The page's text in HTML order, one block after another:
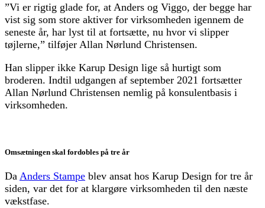
”Vi er rigtig glade for, at Anders og Viggo, der begge har
vist sig som store aktiver for virksomheden igennem de
seneste år, har lyst til at fortsætte, nu hvor vi slipper
tøjlerne,” tilføjer Allan Nørlund Christensen.
Han slipper ikke Karup Design lige så hurtigt som
broderen. Indtil udgangen af september 2021 fortsætter
Allan Nørlund Christensen nemlig på konsulentbasis i
virksomheden.
Omsætningen skal fordobles på tre år
Da Anders Stampe blev ansat hos Karup Design for tre år
siden, var det for at klargøre virksomheden til den næste
vækstfase.